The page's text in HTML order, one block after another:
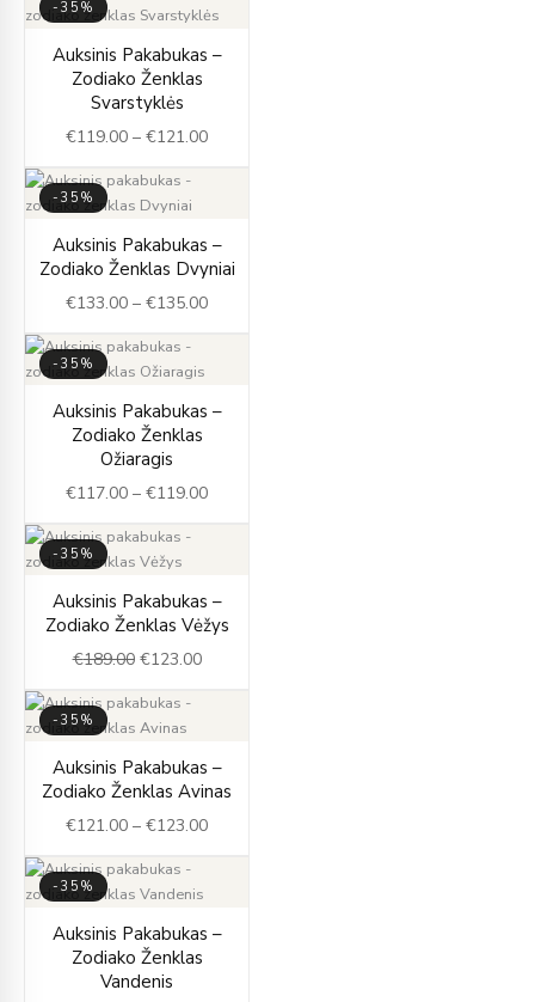
-35%
Auksinis Pakabukas –
Zodiako Ženklas
Svarstyklės
€119.00 – €121.00
range:
€121.00
-35%
Auksinis Pakabukas –
Zodiako Ženklas Dvyniai
€133.00 – €135.00
range:
€133.00
through
-35%
Auksinis Pakabukas –
Zodiako Ženklas
Ožiaragis
€117.00 – €119.00
range:
€119.00
-35%
Auksinis Pakabukas –
Zodiako Ženklas Vėžys
€189.00
price
was:
€189.00.
€123.00
price
is:
€123.00.
-35%
Auksinis Pakabukas –
Zodiako Ženklas Avinas
€121.00 – €123.00
range:
€121.00
through
-35%
Auksinis Pakabukas –
Zodiako Ženklas
Vandenis
range: